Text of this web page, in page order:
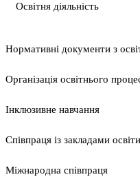
Освітня діяльність
Нормативні документи з
Організація освітнього
Інклюзивне навчання
Співпраця із закладами освіти
Міжнародна співпраця